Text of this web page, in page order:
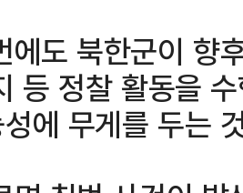
에도 북한군이 향
등 정찰 활동을
에 무게를 두는